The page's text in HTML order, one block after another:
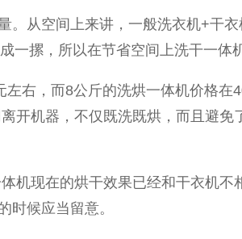
从空间上来讲，一般洗衣机+干衣
摞，所以在节省空间上洗干一体
右，而8公斤的洗烘一体机价格在
开机器，不仅既洗既烘，而且避免
机现在的烘干效果已经和干衣机不
时候应当留意。